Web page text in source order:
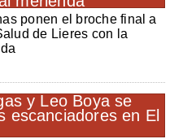
ponen el broche final a
de Lieres con la